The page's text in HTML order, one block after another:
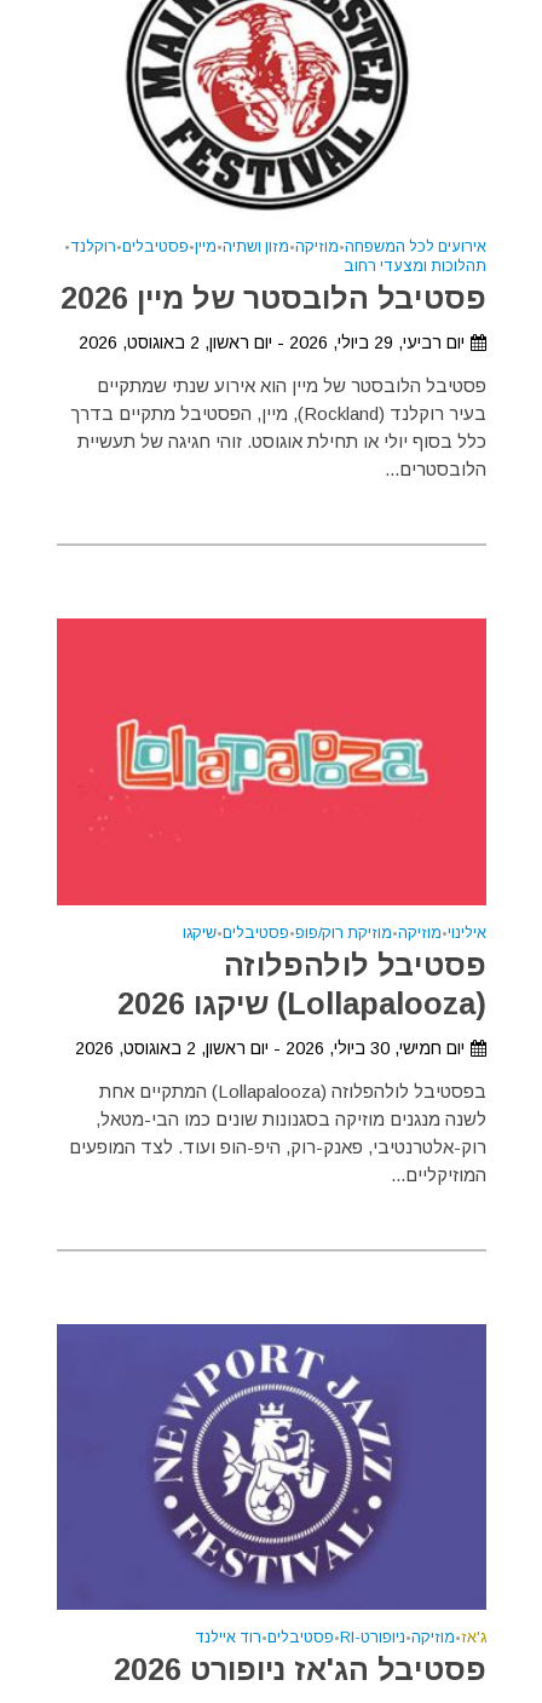
אירועים לכל המשפחה•מוזיקה•מזון ושתיה•מיין•פסטיבלים•רוקלנד•
תהלוכות ומצעדי רחוב
פסטיבל הלובסטר של מיין 2026
יום רביעי, 29 ביולי, 2026 - יום ראשון, 2 באוגוסט, 2026
פסטיבל הלובסטר של מיין הוא אירוע שנתי שמתקיים
בעיר רוקלנד (Rockland), מיין, הפסטיבל מתקיים בדרך
כלל בסוף יולי או תחילת אוגוסט. זוהי חגיגה של תעשיית
הלובסטרים...
אילינוי•מוזיקה•מוזיקת רוק/פופ•פסטיבלים•שיקגו
פסטיבל לולהפלוזה
(Lollapalooza) שיקגו 2026
יום חמישי, 30 ביולי, 2026 - יום ראשון, 2 באוגוסט, 2026
בפסטיבל לולהפלוזה (Lollapalooza) המתקיים אחת
לשנה מנגנים מוזיקה בסגנונות שונים כמו הבי-מטאל,
רוק-אלטרנטיבי, פאנק-רוק, היפ-הופ ועוד. לצד המופעים
המוזיקליים...
ג'אז•מוזיקה•ניופורט-RI •פסטיבלים•רוד איילנד
פסטיבל הג'אז ניופורט 2026